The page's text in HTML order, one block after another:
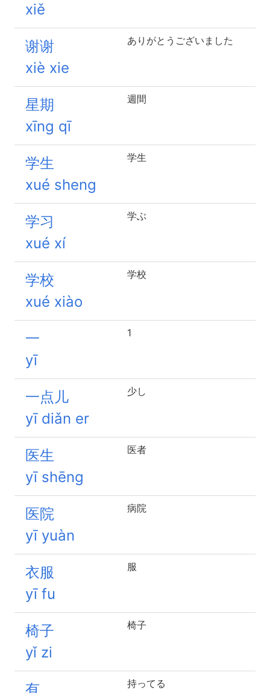
xiě
谢谢
xiè xie
ありがとうございました
星期
xīng qī
週間
学生
xué sheng
学生
学习
xué xí
学ぶ
学校
xué xiào
学校
一
yī
1
一点儿
yī diǎn er
少し
医生
yī shēng
医者
医院
yī yuàn
病院
衣服
yī fu
服
椅子
yǐ zi
椅子
有 持ってる